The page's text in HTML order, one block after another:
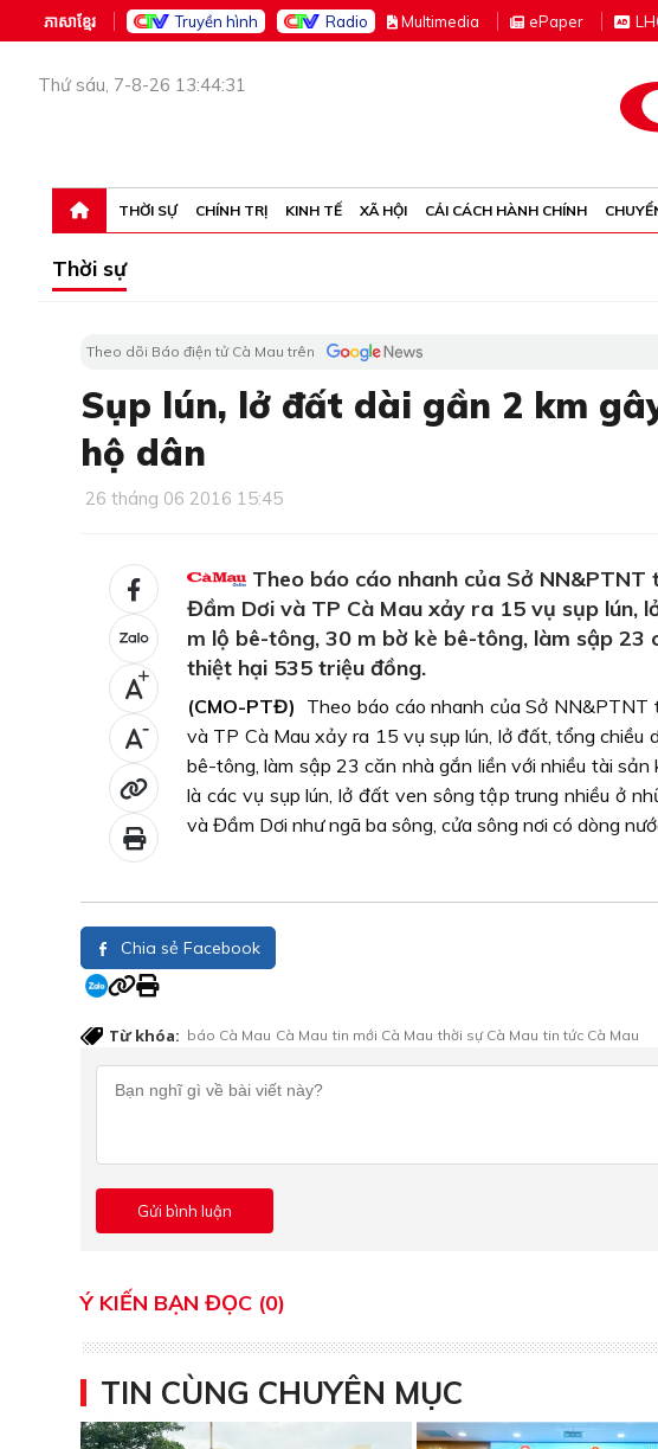
ភាសាខ្មែរ Truyền hình Radio Multimedia ePaper
Thứ sáu, 7-8-26 13:44:31
THỜI SỰ CHÍNH TRỊ KINH TẾ XÃ HỘI CẢI CÁCH HÀNH CHÍNH
Thời sự
Theo dõi Báo điện tử Cà Mau trên
Sụp lún, lở đất dài gần 2 km
hộ dân
26 tháng 06 2016 15:45
+
-
Theo báo cáo nhanh của Sở NN&PTNT
Đầm Dơi và TP Cà Mau xảy ra 15 vụ sụp lún,
m lộ bê-tông, 30 m bờ kè bê-tông, làm sập 23
thiệt hại 535 triệu đồng.
(CMO-PTĐ) Theo báo cáo nhanh của Sở
và TP Cà Mau xảy ra 15 vụ sụp lún, lở đất, tổng
bê-tông, làm sập 23 căn nhà gắn liền với nhiều tài
là các vụ sụp lún, lở đất ven sông tập trung nhiều ở
và Đầm Dơi như ngã ba sông, cửa sông nơi có dòng
Chia sẻ Facebook
Từ khóa: báo Cà Mau Cà Mau tin mới Cà Mau thời sự Cà Mau tin tức Cà Mau
Ý KIẾN BẠN ĐỌC (0)
TIN CÙNG CHUYÊN MỤC